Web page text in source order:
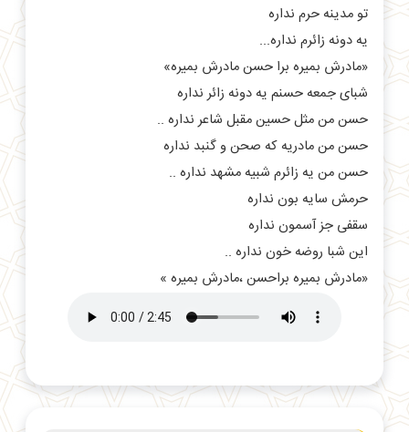
تو مدینه حرم نداره
یه دونه زائرم نداره...
«مادرش بمیره برا حسن مادرش بمیره»
شبای جمعه حسنم یه دونه زائر نداره
حسن من مثل حسین مقبل شاعر نداره ..
حسن من مادریه که صحن و گنبد نداره
حسن من یه زائرم شبیه مشهد نداره ..
حرمش سایه بون نداره
سقفی جز آسمون نداره
این شبا روضه خون نداره ..
«مادرش بمیره براحسن ،مادرش بمیره »